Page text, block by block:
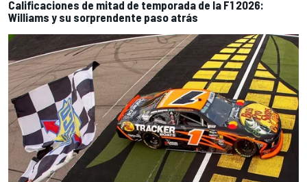
Calificaciones de mitad de temporada de la F1 2026:
Williams y su sorprendente paso atrás